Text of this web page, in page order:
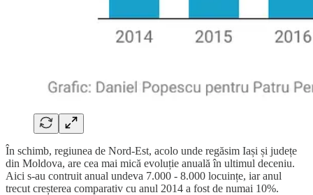
În schimb, regiunea de Nord-Est, acolo unde regăsim Iași și județe
din Moldova, are cea mai mică evoluție anuală în ultimul deceniu.
Aici s-au contruit anual undeva 7.000 - 8.000 locuințe, iar anul
trecut creșterea comparativ cu anul 2014 a fost de numai 10%.